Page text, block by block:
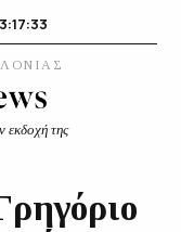
εκδοχή της